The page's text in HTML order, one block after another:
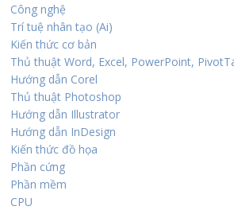
Công nghệ
Trí tuệ nhân tạo (Ai)
Kiến thức cơ bản
Thủ thuật Word, Excel, PowerPoint,
Hướng dẫn Corel
Thủ thuật Photoshop
Hướng dẫn Illustrator
Hướng dẫn InDesign
Kiến thức đồ họa
Phần cứng
Phần mềm
CPU